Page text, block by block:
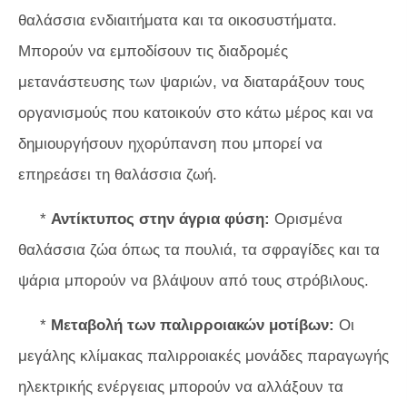
θαλάσσια ενδιαιτήματα και τα οικοσυστήματα.
Μπορούν να εμποδίσουν τις διαδρομές
μετανάστευσης των ψαριών, να διαταράξουν τους
οργανισμούς που κατοικούν στο κάτω μέρος και να
δημιουργήσουν ηχορύπανση που μπορεί να
επηρεάσει τη θαλάσσια ζωή.
* Αντίκτυπος στην άγρια ​​φύση: Ορισμένα
θαλάσσια ζώα όπως τα πουλιά, τα σφραγίδες και τα
ψάρια μπορούν να βλάψουν από τους στρόβιλους.
* Μεταβολή των παλιρροιακών μοτίβων: Οι
μεγάλης κλίμακας παλιρροιακές μονάδες παραγωγής
ηλεκτρικής ενέργειας μπορούν να αλλάξουν τα